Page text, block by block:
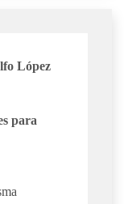
López
para